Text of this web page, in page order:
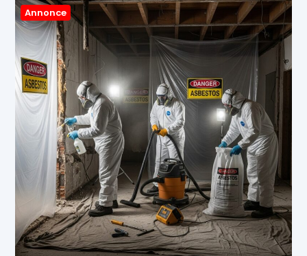
Annonce